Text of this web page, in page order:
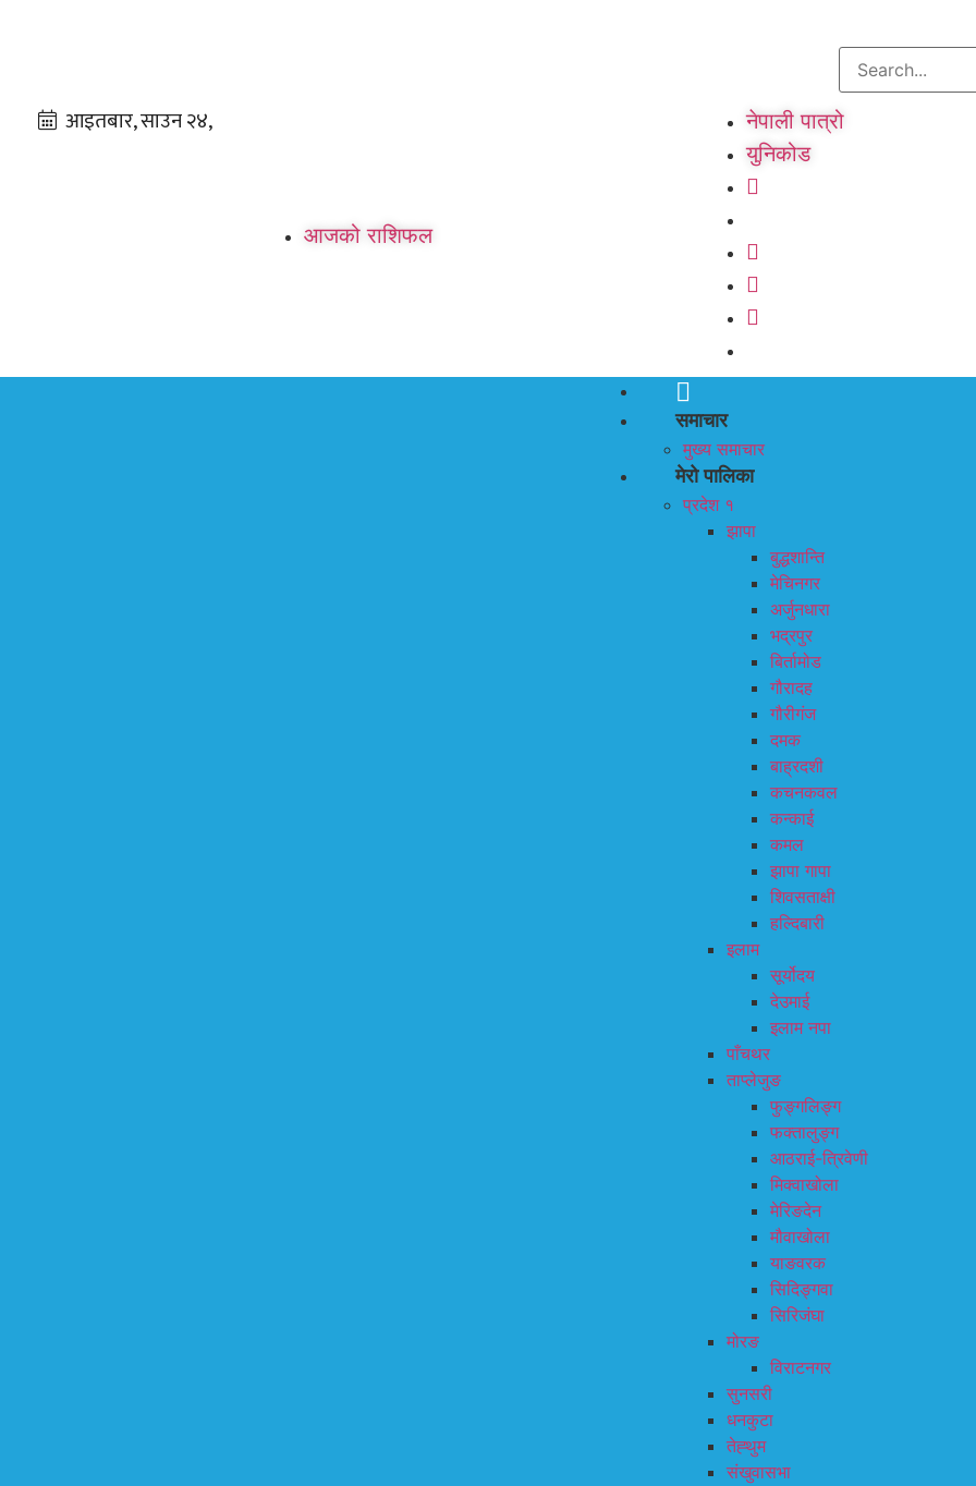
आजको राशिफल
नेपाली पात्रो
युनिकोड
समाचार
मुख्य समाचार
मेरो पालिका
प्रदेश १
झापा
बुद्धशान्ति
मेचिनगर
अर्जुनधारा
भद्रपुर
बिर्तामोड
गौरादह
गौरीगंज
दमक
बाह्रदशी
कचनकवल
कन्काई
कमल
झापा गापा
शिवसताक्षी
हल्दिबारी
इलाम
सूर्योदय
देउमाई
इलाम नपा
पाँचथर
ताप्लेजुङ
फुङ्गलिङ्ग
फक्तालुङ्ग
आठराई-त्रिवेणी
मिक्वाखोला
मेरिङदेन
मौवाखोला
याङवरक
सिदिङ्गवा
सिरिजंघा
मोरङ
विराटनगर
सुनसरी
धनकुटा
तेह्थुम
संखुवासभा